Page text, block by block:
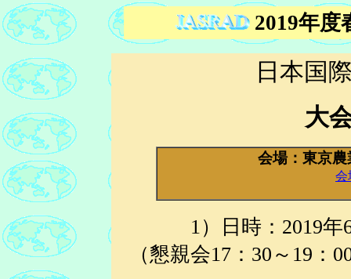
2019年度
日本国
大
会場：東京
会
1）日時：2019年6
（懇親会17：30～19：